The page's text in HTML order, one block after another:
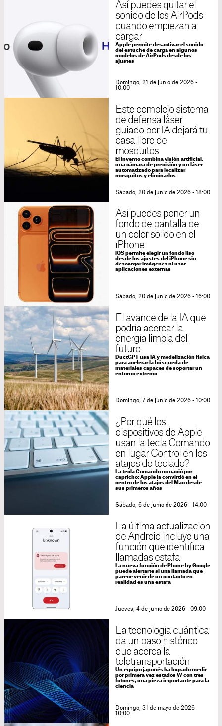
Así puedes quitar el
sonido de los AirPods
cuando empiezan a
cargar
Apple permite desactivar el sonido
del estuche de carga en algunos
modelos de AirPods desde los
ajustes
Domingo, 21 de junio de 2026 -
10:00
Este complejo sistema
de defensa láser
guiado por IA dejará tu
casa libre de
mosquitos
El invento combina visión artificial,
una cámara de precisión y un láser
automatizado para localizar
mosquitos y eliminarlos
Sábado, 20 de junio de 2026 - 18:00
Así puedes poner un
fondo de pantalla de
un color sólido en el
iPhone
iOS permite elegir un fondo liso
desde los ajustes del iPhone sin
descargar imágenes ni usar
aplicaciones externas
Sábado, 20 de junio de 2026 - 16:00
El avance de la IA que
podría acercar la
energía limpia del
futuro
DuctGPT usa IA y modelización física
para acelerar la búsqueda de
materiales capaces de soportar un
entorno extremo
Domingo, 7 de junio de 2026 - 10:00
¿Por qué los
dispositivos de Apple
usan la tecla Comando
en lugar Control en los
atajos de teclado?
La tecla Comando no nació por
capricho: Apple la convirtió en el
centro de los atajos del Mac desde
sus primeros años
Sábado, 6 de junio de 2026 - 14:00
La última actualización
de Android incluye una
función que identifica
llamadas estafa
La nueva función de Phone by Google
puede alertarte si una llamada que
parece venir de un contacto en
realidad es una estafa
Jueves, 4 de junio de 2026 - 09:00
La tecnología cuántica
da un paso histórico
que acerca la
teletransportación
Un equipo japonés ha logrado medir
por primera vez estados W con tres
fotones, una pieza importante para la
ciencia
Domingo, 31 de mayo de 2026 -
10:00